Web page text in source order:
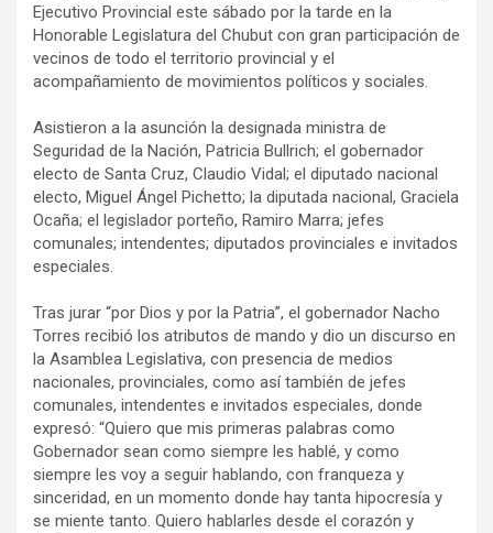
Ejecutivo Provincial este sábado por la tarde en la
Honorable Legislatura del Chubut con gran participación de
vecinos de todo el territorio provincial y el
acompañamiento de movimientos políticos y sociales.
Asistieron a la asunción la designada ministra de
Seguridad de la Nación, Patricia Bullrich; el gobernador
electo de Santa Cruz, Claudio Vidal; el diputado nacional
electo, Miguel Ángel Pichetto; la diputada nacional, Graciela
Ocaña; el legislador porteño, Ramiro Marra; jefes
comunales; intendentes; diputados provinciales e invitados
especiales.
Tras jurar “por Dios y por la Patria”, el gobernador Nacho
Torres recibió los atributos de mando y dio un discurso en
la Asamblea Legislativa, con presencia de medios
nacionales, provinciales, como así también de jefes
comunales, intendentes e invitados especiales, donde
expresó: “Quiero que mis primeras palabras como
Gobernador sean como siempre les hablé, y como
siempre les voy a seguir hablando, con franqueza y
sinceridad, en un momento donde hay tanta hipocresía y
se miente tanto. Quiero hablarles desde el corazón y